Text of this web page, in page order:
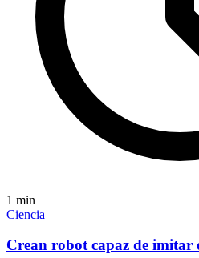
1 min
Ciencia
Crean robot capaz de imitar